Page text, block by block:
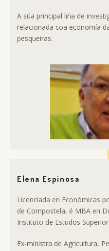
A súa principal liña de
relacionada coa economía
pesqueiras.
Elena Espinosa
Licenciada en Económicas
de Compostela, é MBA en
Instituto de Estudos
Ex-ministra de Agricultura,